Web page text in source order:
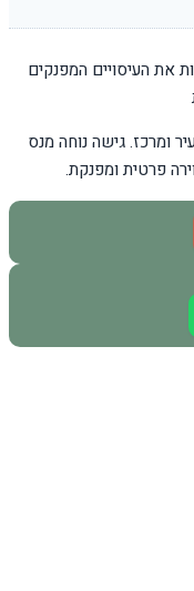
את העיסויים המפנקים
ומרכז. גישה נוחה מנס
פרטית ומפנקת.